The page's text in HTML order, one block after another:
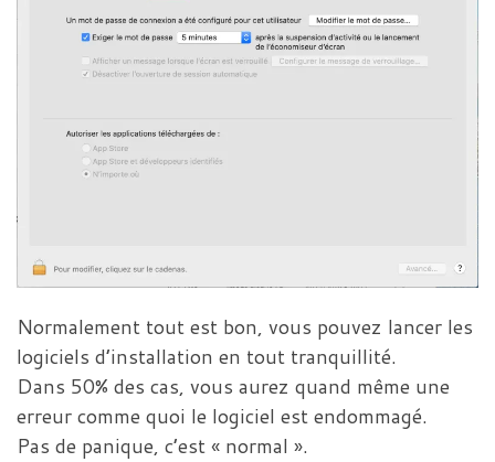
Normalement tout est bon, vous pouvez lancer les
logiciels d’installation en tout tranquillité.
Dans 50% des cas, vous aurez quand même une
erreur comme quoi le logiciel est endommagé.
Pas de panique, c’est « normal ».